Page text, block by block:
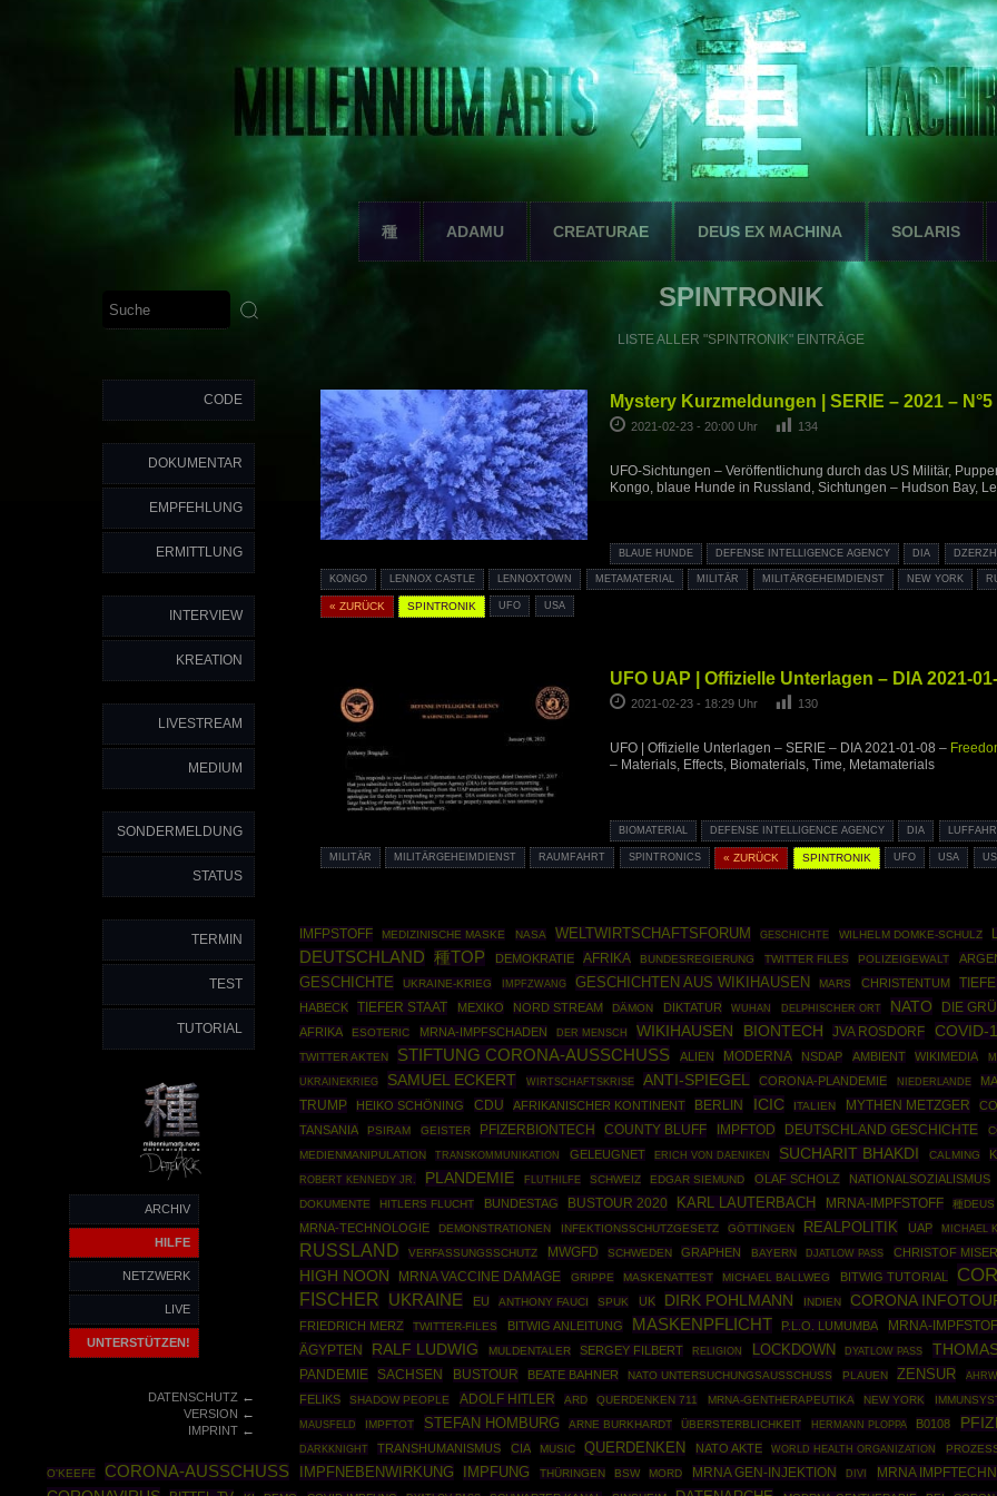
種 ADAMU CREATURAE DEUS EX MACHINA SOLARIS
CODE
DOKUMENTAR
EMPFEHLUNG
ERMITTLUNG
INTERVIEW
KREATION
LIVESTREAM
MEDIUM
SONDERMELDUNG
STATUS
TERMIN
TEST
TUTORIAL
ARCHIV
HILFE
NETZWERK
LIVE
UNTERSTÜTZEN!
DATENSCHUTZ←
VERSION ←
IMPRINT←
SPINTRONIK
LISTE ALLER "SPINTRONIK" EINTRÄGE
Mystery Kurzmeldungen | SERIE – 2021 – N°5
2021-02-23 - 20:00 Uhr 134
UFO-Sichtungen – Veröffentlichung durch das US Militär,
Kongo, blaue Hunde in Russland, Sichtungen – Hudson Bay,
BLAUE HUNDE DEFENSE INTELLIGENCE AGENCY DIA
KONGO LENNOX CASTLE LENNOXTOWN METAMATERIAL MILITÄR MILITÄRGEHEIMDIENST NEW YORK
« ZURÜCK SPINTRONIK UFO USA
UFO UAP | Offizielle Unterlagen – DIA 2021-
2021-02-23 - 18:29 Uhr 130
UFO | Offizielle Unterlagen – SERIE – DIA 2021-01-08 –
– Materials, Effects, Biomaterials, Time, Metamaterials
BIOMATERIAL DEFENSE INTELLIGENCE AGENCY DIA
MILITÄR MILITÄRGEHEIMDIENST RAUMFAHRT SPINTRONICS « ZURÜCK SPINTRONIK UFO USA
IMFPSTOFF MEDIZINISCHE MASKE NASA WELTWIRTSCHAFTSFORUM GESCHICHTE WILHELM DOMKE-SCHULZ
DEUTSCHLAND 種TOP DEMOKRATIE AFRIKA BUNDESREGIERUNG TWITTER FILES POLIZEIGEWALT
GESCHICHTE UKRAINE-KRIEG IMPFZWANG GESCHICHTEN AUS WIKIHAUSEN MARS CHRISTENTUM
HABECK
TIEFER STAAT MEXIKO NORD STREAM DÄMON DIKTATUR WUHAN DELPHISCHER ORT NATO DIE
AFRIKA ESOTERIC MRNA-IMPFSCHADEN DER MENSCH WIKIHAUSEN BIONTECH JVA ROSDORF COVID-
TWITTER AKTEN STIFTUNG CORONA-AUSSCHUSS ALIEN MODERNA NSDAP AMBIENT WIKIMEDIA
UKRAINEKRIEG SAMUEL ECKERT WIRTSCHAFTSKRISE ANTI-SPIEGEL CORONA-PLANDEMIE NIEDERLANDE
TRUMP HEIKO SCHÖNING CDU AFRIKANISCHER KONTINENT BERLIN ICIC ITALIEN MYTHEN METZGER
TANSANIA
PSIRAM GEISTER PFIZERBIONTECH COUNTY BLUFF IMPFTOD DEUTSCHLAND GESCHICHTE
MEDIENMANIPULATION
TRANSKOMMUNIKATION GELEUGNET ERICH VON DAENIKEN SUCHARIT BHAKDI CALMING
ROBERT KENNEDY JR. PLANDEMIE FLUTHILFE SCHWEIZ EDGAR SIEMUND OLAF SCHOLZ NATIONALSOZIALISMUS
DOKUMENTE HITLERS FLUCHT BUNDESTAG BUSTOUR 2020 KARL LAUTERBACH MRNA-IMPFSTOFF 種DEUS
MRNA-TECHNOLOGIE DEMONSTRATIONEN INFEKTIONSSCHUTZGESETZ GÖTTINGEN REALPOLITIK UAP MICHAEL
RUSSLAND VERFASSUNGSSCHUTZ MWGFD SCHWEDEN GRAPHEN BAYERN DJATLOW PASS CHRISTOF
HIGH NOON MRNA VACCINE DAMAGE GRIPPE MASKENATTEST MICHAEL BALLWEG BITWIG TUTORIAL
FISCHER UKRAINE EU ANTHONY FAUCI SPUK UK DIRK POHLMANN INDIEN CORONA
FRIEDRICH MERZ TWITTER-FILES BITWIG ANLEITUNG MASKENPFLICHT P.L.O. LUMUMBA MRNA-
ÄGYPTEN RALF LUDWIG MULDENTALER SERGEY FILBERT RELIGION LOCKDOWN DYATLOW PASS
PANDEMIE SACHSEN BUSTOUR BEATE BAHNER NATO UNTERSUCHUNGSAUSSCHUSS PLAUEN ZENSUR
FELIKS SHADOW PEOPLE ADOLF HITLER ARD QUERDENKEN 711 MRNA-GENTHERAPEUTIKA NEW YORK
MAUSFELD
IMPFTOT STEFAN HOMBURG ARNE BURKHARDT ÜBERSTERBLICHKEIT HERMANN PLOPPA B0108
DARKKNIGHT TRANSHUMANISMUS CIA MUSIC QUERDENKEN NATO AKTE WORLD HEALTH ORGANIZATION
O'KEEFE
CORONA-AUSSCHUSS IMPFNEBENWIRKUNG IMPFUNG THÜRINGEN BSW MORD MRNA GEN-INJEKTION DIVI MRNA